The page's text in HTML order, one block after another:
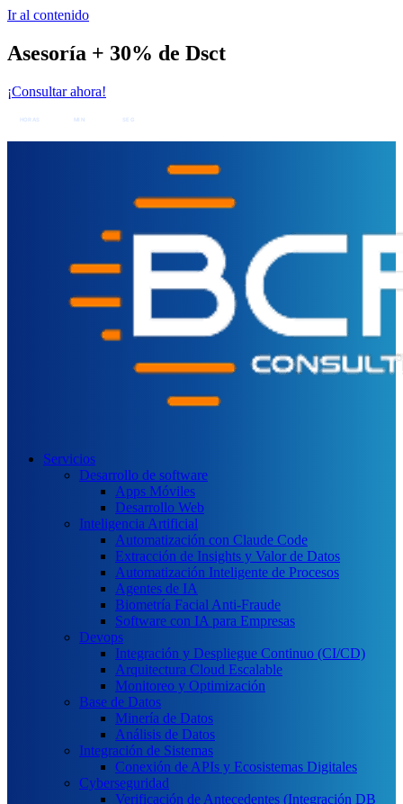
Ir al contenido
Asesoría + 30% de Dsct
¡Consultar ahora!
HORAS MIN SEG
Servicios
Desarrollo de software
Apps Móviles
Desarrollo Web
Inteligencia Artificial
Automatización con Claude Code
Extracción de Insights y Valor de Datos
Automatización Inteligente de Procesos
Agentes de IA
Biometría Facial Anti-Fraude
Software con IA para Empresas
Devops
Integración y Despliegue Continuo (CI/CD)
Arquitectura Cloud Escalable
Monitoreo y Optimización
Base de Datos
Minería de Datos
Análisis de Datos
Integración de Sistemas
Conexión de APIs y Ecosistemas Digitales
Cyberseguridad
Verificación de Antecedentes (Integración DB